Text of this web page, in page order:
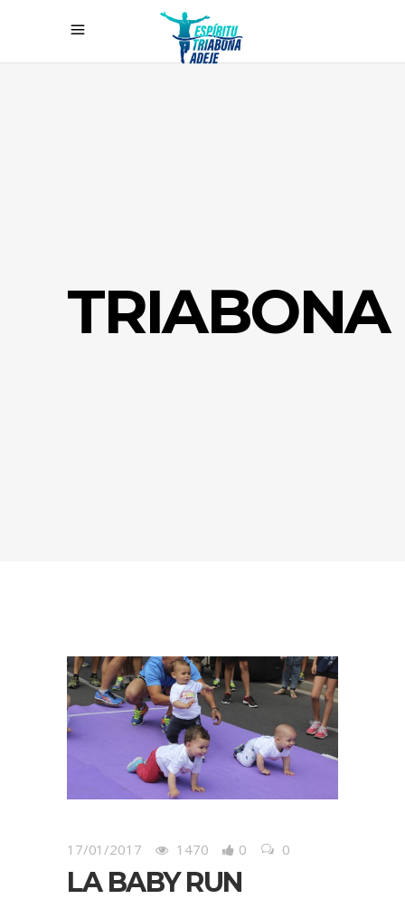
TRIABONA
17/01/2017 1470 0 0
LA BABY RUN